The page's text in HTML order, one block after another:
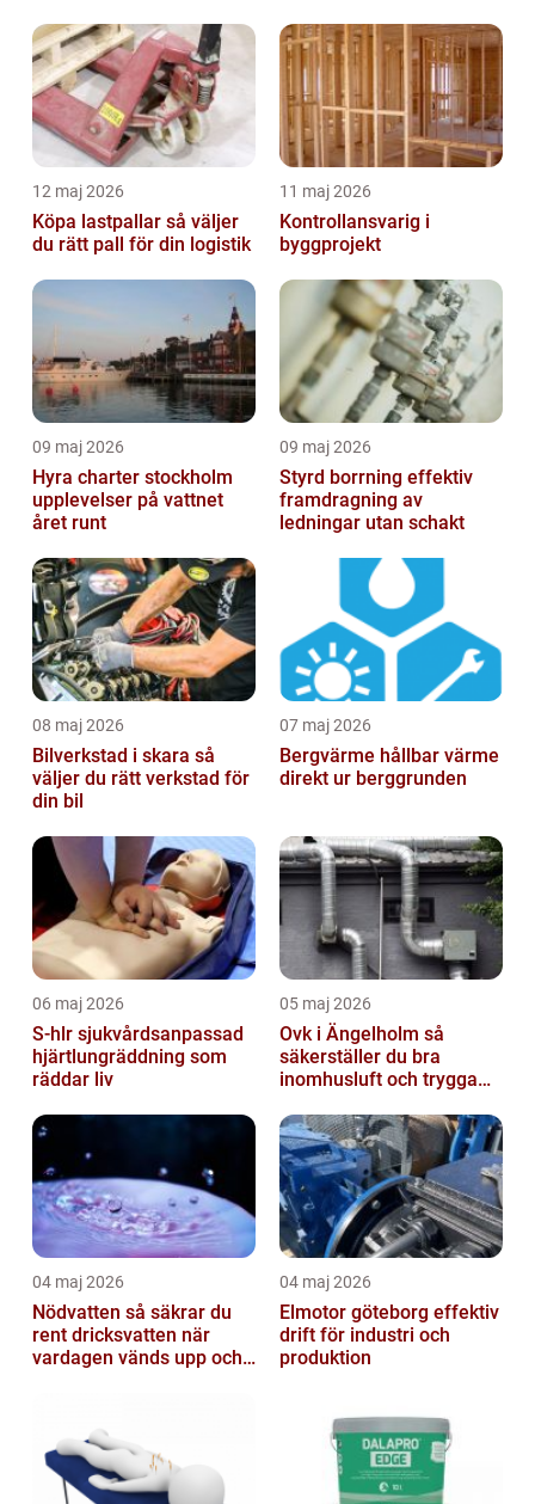
12 maj 2026
Köpa lastpallar så väljer
du rätt pall för din logistik
11 maj 2026
Kontrollansvarig i
byggprojekt
09 maj 2026
Hyra charter stockholm
upplevelser på vattnet
året runt
09 maj 2026
Styrd borrning effektiv
framdragning av
ledningar utan schakt
08 maj 2026
Bilverkstad i skara så
väljer du rätt verkstad för
din bil
07 maj 2026
Bergvärme hållbar värme
direkt ur berggrunden
06 maj 2026
S-hlr sjukvårdsanpassad
hjärtlungräddning som
räddar liv
05 maj 2026
Ovk i Ängelholm så
säkerställer du bra
inomhusluft och trygga
04 maj 2026
Nödvatten så säkrar du
rent dricksvatten när
vardagen vänds upp och
04 maj 2026
Elmotor göteborg effektiv
drift för industri och
produktion